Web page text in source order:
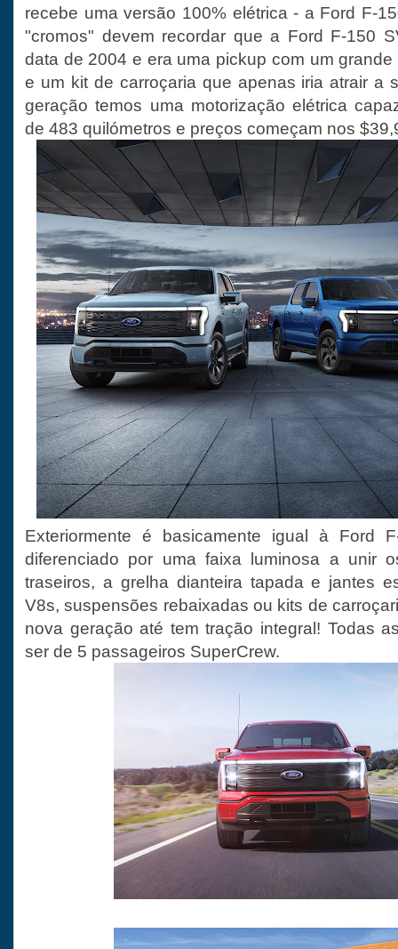
recebe uma versão 100% elétrica - a Ford F-
"cromos" devem recordar que a Ford F-150
data de 2004 e era uma pickup com um
e um kit de carroçaria que apenas iria atrair a
geração temos uma motorização elétrica
de 483 quilómetros e preços começam nos
Exteriormente é basicamente igual à Ford
diferenciado por uma faixa luminosa a unir
traseiros, a grelha dianteira tapada e jantes
V8s, suspensões rebaixadas ou kits de
nova geração até tem tração integral! Todas
ser de 5 passageiros SuperCrew.